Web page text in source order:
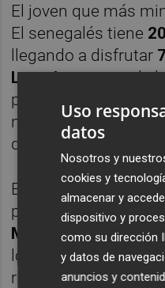
El joven que más
El senegalés tiene 20
llegando a disfrutar
Leverkusen, que le
pero obteniendo un
más alta otorgada
deportivoSofascore
El único canterano
previamente un
MarcelinofueHugo
los tres, con tan
rindió de extremo
Uso
datos
Nosotros y
cookies y
almacenar y
dispositivo y
como su dirección
y datos de
anuncios y